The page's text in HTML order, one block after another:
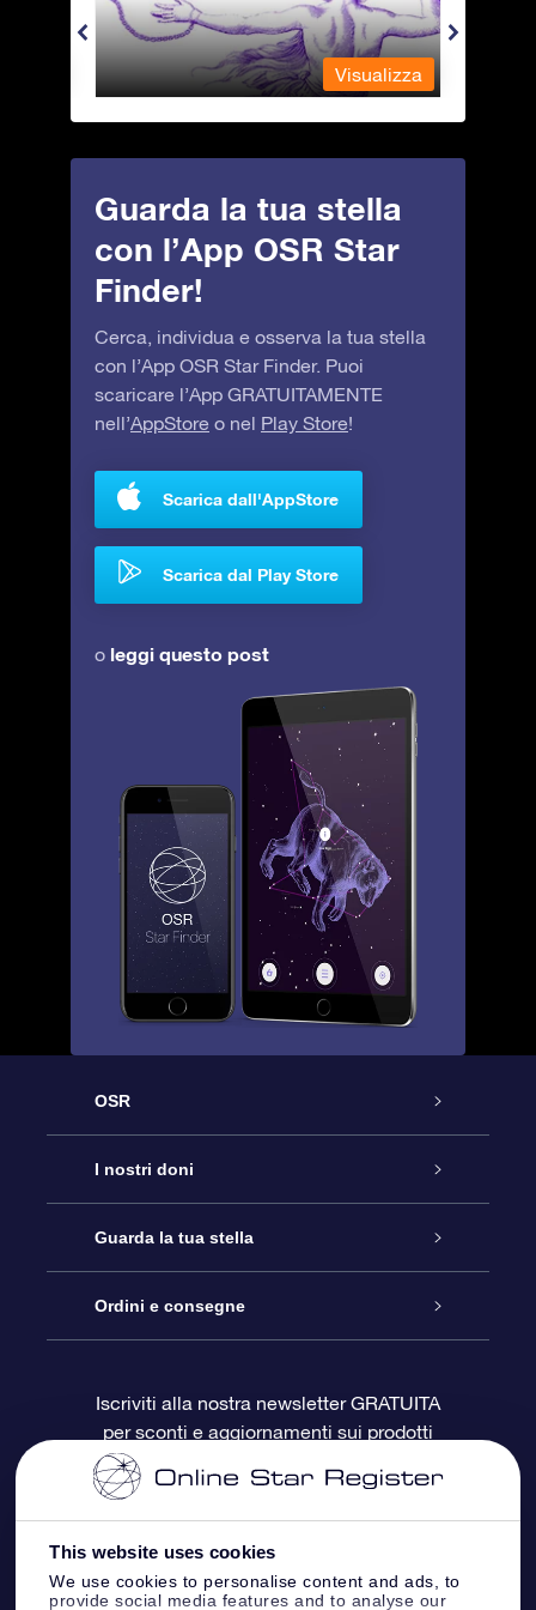
This website uses cookies
We use cookies to personalise content and ads, to
provide social media features and to analyse our
Visualizza
Guarda la tua stella
con l’App OSR Star
Finder!
Cerca, individua e osserva la tua stella
con l’App OSR Star Finder. Puoi
scaricare l’App GRATUITAMENTE
nell’AppStore o nel Play Store!
Scarica dall'AppStore
Scarica dal Play Store
o leggi questo post
OSR
Assistenza
Contattaci
Blog
OSR Recensioni
I nostri doni
Online Star Gift
Pacchetto regalo OSR
Gift Card OSR
Doni aziendali
Guarda la tua stella
Registro stellare
Star Page personalizzata
One Million Stars
OSR Starsaver
Ordini e consegne
Informazioni di Pagamento
Politica di reso
Iscriviti alla nostra newsletter GRATUITA
per sconti e aggiornamenti sui prodotti